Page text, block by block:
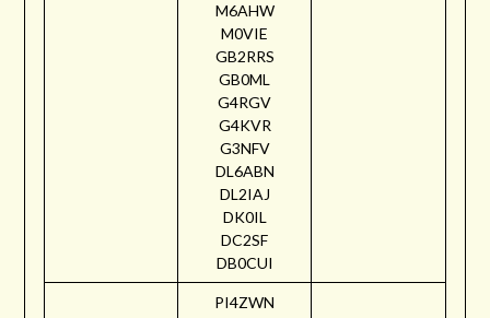
M6AHW
M0VIE
GB2RRS
GB0ML
G4RGV
G4KVR
G3NFV
DL6ABN
DL2IAJ
DK0IL
DC2SF
DB0CUI
PI4ZWN